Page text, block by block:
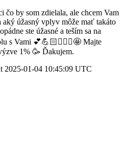
čo by som zdielala, ale chcem Vam
aký úžasný vplyv môže mať takáto
ste úžasné a teším sa na
s Vami 💕💪🏻🙋🏼‍♀️🤩 Majte
1% 🥳 Ďakujem.
2025-01-04 10:45:09 UTC